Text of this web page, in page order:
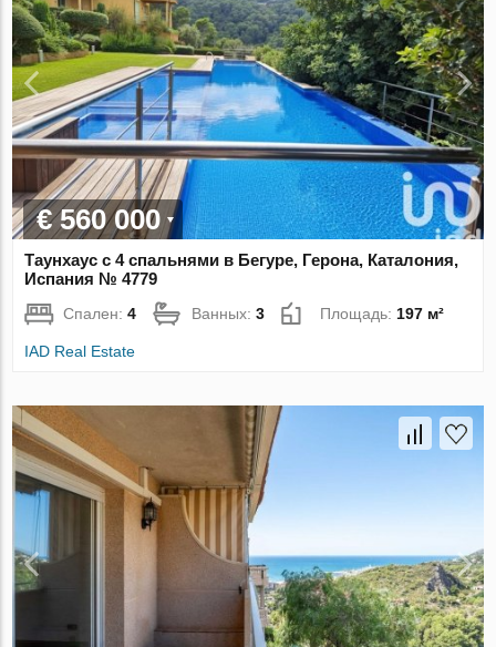
€ 560 000
Таунхаус с 4 спальнями в Бегуре, Герона, Каталония,
Испания № 4779
Спален:4 Ванных:3 Площадь: 197 м²
IAD Real Estate